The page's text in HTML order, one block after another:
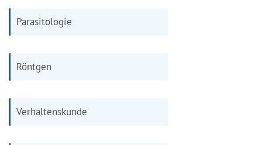
Parasitologie
Röntgen
Verhaltenskunde